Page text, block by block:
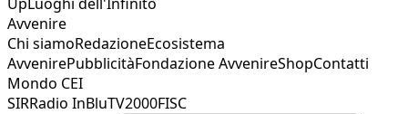
Avvenire
Chi siamoRedazioneEcosistema
AvvenirePubblicitàFondazione AvvenireShopContatti
Mondo CEI
SIRRadio InBluTV2000FISC